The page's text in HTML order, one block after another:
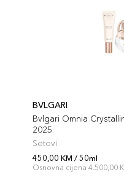
BVLGARI
Bvlgari Omnia
2025
Setovi
450,00 KM / 50ml
Osnovna cijena 4.500,00